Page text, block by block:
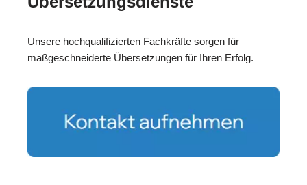
Unsere hochqualifizierten Fachkräfte sorgen für
maßgeschneiderte Übersetzungen für Ihren Erfolg.